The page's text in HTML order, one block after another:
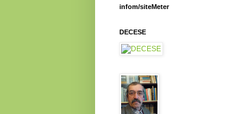
infom/siteMeter
DECESE